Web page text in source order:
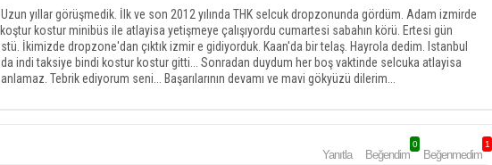
Uzun yıllar görüşmedik. İlk ve son 2012 yılında THK selcuk dropzonunda gördüm. Adam izmirde
kostur minibüs ile atlayisa yetişmeye çalışıyordu cumartesi sabahın körü. Ertesi gün
İkimizde dropzone'dan çıktık izmir e gidiyorduk. Kaan'da bir telaş. Hayrola dedim. Istanbul
indi taksiye bindi kostur kostur gitti... Sonradan duydum her boş vaktinde selcuka atlayisa
Tebrik ediyorum seni... Başarılarının devamı ve mavi gökyüzü dilerim...
Yanıtla Beğendim
0
Beğenmedim
1